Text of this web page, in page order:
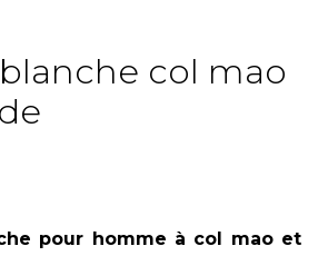
col mao
pour homme à col mao et